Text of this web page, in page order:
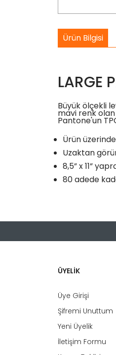
Ürün Bilgisi
LARGE
Büyük ölçekli
mavi renk
Pantone'un
Ürün
Uzaktan
8,5” x 11”
80 adede
Görüş ve
Ürün fiyatı
Bu ürüne
ÜYELİK
Üye Girişi
Şifremi Unuttum
Yeni Üyelik
İletişim Formu